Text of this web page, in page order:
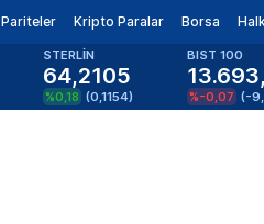
Pariteler Kripto Paralar Borsa
STERLİN
64,2105
%0,18 (0,1154)
BIST 100
%-0,07 (-